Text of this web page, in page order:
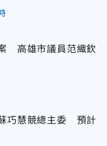
高雄市議員范織欽
巧慧競總主委 預計